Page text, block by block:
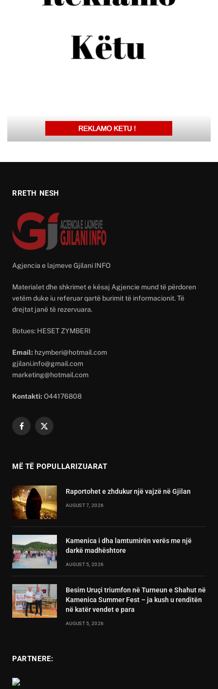
RRETH NESH
Agjencia e lajmeve Gjilani INFO
Materialet dhe shkrimet e kësaj Agjencie mund të përdoren
vetëm duke iu referuar qartë burimit të informacionit. Të
drejtat janë të rezervuara.
Botues: HESET ZYMBERI
Email: hzymberi@hotmail.com
gjilani.info@gmail.com
marketing@hotmail.com
Kontakti: O44176808
Facebook
X
MË TË POPULLARIZUARAT
Raportohet e zhdukur një vajzë në Gjilan
AUGUST 7, 2026
Kamenica i dha lamtumirën verës me një
darkë madhështore
AUGUST 5, 2026
Besim Uruçi triumfon në Turneun e Shahut në
Kamenica Summer Fest – ja kush u renditën
në katër vendet e para
AUGUST 5, 2026
PARTNERE: